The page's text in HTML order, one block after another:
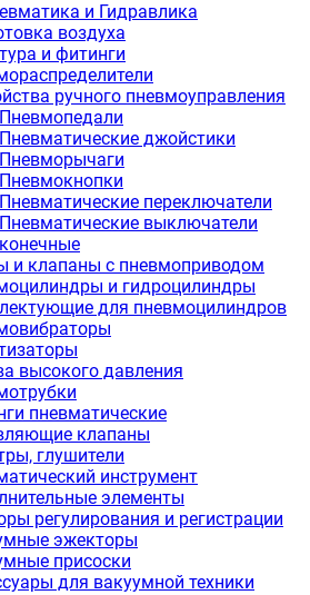
и Гидравлика
воздуха
и фитинги
ручного пневмоуправления
Пневмопедали
Пневматические джойстики
Пневморычаги
Пневмокнопки
Пневматические переключатели
Пневматические выключатели
конечные
и клапаны с пневмоприводом
и гидроцилиндры
для пневмоцилиндров
высокого давления
пневматические
клапаны
глушители
инструмент
элементы
регулирования и регистрации
эжекторы
присоски
для вакуумной техники